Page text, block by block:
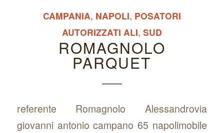
CAMPANIA, NAPOLI, POSATORI
AUTORIZZATI ALI, SUD
ROMAGNOLO
PARQUET
referente Romagnolo Alessandrovia
giovanni antonio campano 65 napolimobile